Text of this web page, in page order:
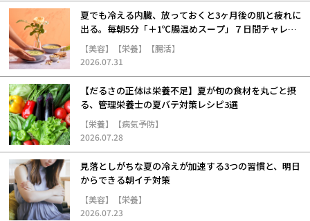
夏でも冷える内臓、放っておくと3ヶ月後の肌と疲れに
出る。毎朝5分「＋1℃腸温めスープ」７日間チャレン
ジ【美容】【栄養】【腸活】
2026.07.31
【だるさの正体は栄養不足】夏が旬の食材を丸ごと摂
る、管理栄養士の夏バテ対策レシピ3選
【栄養】【病気予防】
2026.07.28
見落としがちな夏の冷えが加速する3つの習慣と、明日
からできる朝イチ対策
【美容】【栄養】
2026.07.23